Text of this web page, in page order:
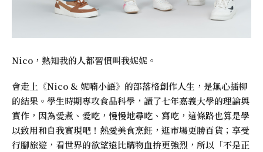
Nico，熟知我的人都習慣叫我妮妮。
會走上《Nico & 妮喃小語》的部落格創作人生，是無心插柳
的結果。學生時期專攻食品科學，讀了七年嘉義大學的理論與
實作，因為愛煮、愛吃，慢慢地尋吃、寫吃，這條路也算是學
以致用和自我實現吧！熱愛美食烹飪，逛市場更勝百貨；享受
行腳旅遊，看世界的欲望遠比購物血拚更強烈，所以「不是正